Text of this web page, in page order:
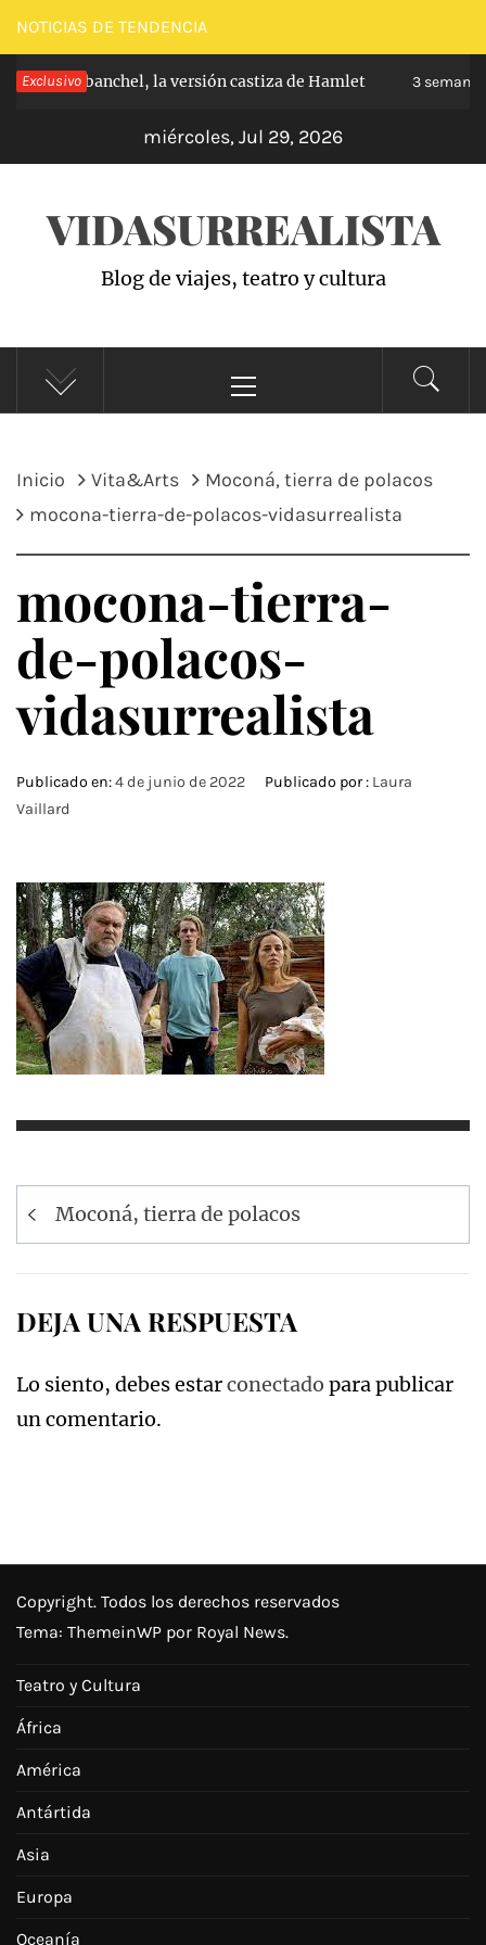
Saltar
al
contenido
NOTICIAS DE TENDENCIA
Exclusivo
de Carabanchel, la versión castiza de Hamlet 3 semanas
miércoles, Jul 29, 2026
VIDASURREALISTA
Blog de viajes, teatro y cultura
principal
Inicio Vita&Arts
Moconá, tierra de polacos
mocona-tierra-de-polacos-vidasurrealista
mocona-tierra-
de-polacos-
vidasurrealista
Publicado en:4 de junio de 2022 Publicado por : Laura
Vaillard
Navegación
de
Moconá, tierra de polacos
DEJA UNA RESPUESTA
Lo siento, debes estarconectado para publicar
un comentario.
Copyright. Todos los derechos reservados
Tema: ThemeinWP por Royal News.
Teatro y Cultura
África
América
Antártida
Asia
Europa
Oceanía